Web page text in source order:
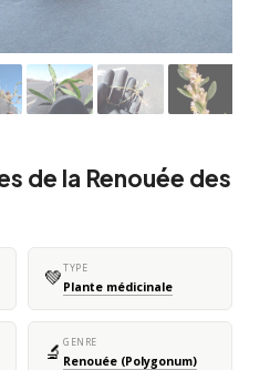
de la Renouée des
💚TYPE
Plante médicinale
🔬 GENRE
Renouée (Polygonum)